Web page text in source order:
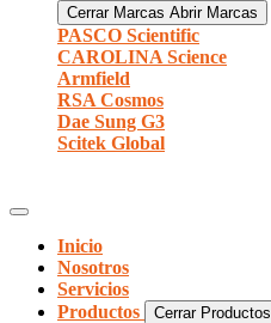
Cerrar Marcas Abrir Marcas
PASCO Scientific
CAROLINA Science
Armfield
RSA Cosmos
Dae Sung G3
Scitek Global
Inicio
Nosotros
Servicios
Productos
Cerrar Productos